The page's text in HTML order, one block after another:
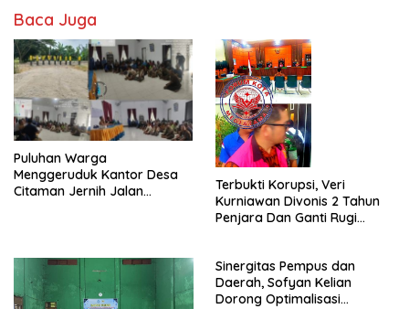
Baca Juga
Puluhan Warga
Menggeruduk Kantor Desa
Citaman Jernih Jalan
Terbukti Korupsi, Veri
Kurniawan Divonis 2 Tahun
Penjara Dan Ganti Rugi
Sinergitas Pempus dan
Daerah, Sofyan Kelian
Dorong Optimalisasi